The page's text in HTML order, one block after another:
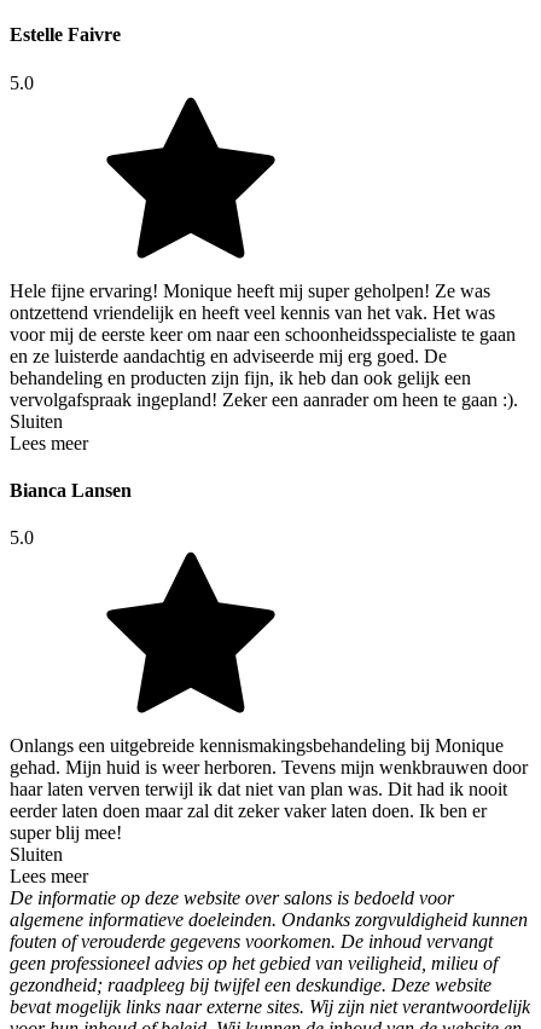
Estelle Faivre
5.0
Hele fijne ervaring! Monique heeft mij super geholpen! Ze was
ontzettend vriendelijk en heeft veel kennis van het vak. Het was
voor mij de eerste keer om naar een schoonheidsspecialiste te gaan
en ze luisterde aandachtig en adviseerde mij erg goed. De
behandeling en producten zijn fijn, ik heb dan ook gelijk een
vervolgafspraak ingepland! Zeker een aanrader om heen te gaan :).
Sluiten
Lees meer
Bianca Lansen
5.0
Onlangs een uitgebreide kennismakingsbehandeling bij Monique
gehad. Mijn huid is weer herboren. Tevens mijn wenkbrauwen door
haar laten verven terwijl ik dat niet van plan was. Dit had ik nooit
eerder laten doen maar zal dit zeker vaker laten doen. Ik ben er
super blij mee!
Sluiten
Lees meer
De informatie op deze website over salons is bedoeld voor
algemene informatieve doeleinden. Ondanks zorgvuldigheid kunnen
fouten of verouderde gegevens voorkomen. De inhoud vervangt
geen professioneel advies op het gebied van veiligheid, milieu of
gezondheid; raadpleeg bij twijfel een deskundige. Deze website
bevat mogelijk links naar externe sites. Wij zijn niet verantwoordelijk